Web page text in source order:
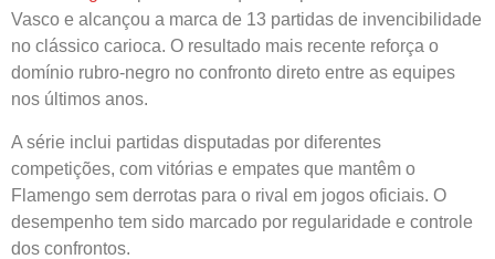
Vasco e alcançou a marca de 13 partidas de invencibilidade
no clássico carioca. O resultado mais recente reforça o
domínio rubro-negro no confronto direto entre as equipes
nos últimos anos.
A série inclui partidas disputadas por diferentes
competições, com vitórias e empates que mantêm o
Flamengo sem derrotas para o rival em jogos oficiais. O
desempenho tem sido marcado por regularidade e controle
dos confrontos.